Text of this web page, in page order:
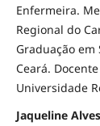
Enfermeira.
Regional do
Graduação
Ceará.
Universidade
Jaqueline